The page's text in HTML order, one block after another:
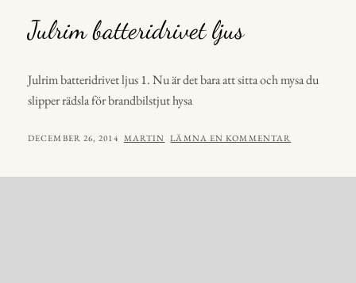
Julrim batteridrivet ljus
Julrim batteridrivet ljus 1. Nu är det bara att sitta och mysa du
slipper rädsla för brandbilstjut hysa
PUBLICERAT
DECEMBER 26, 2014 AV
MARTIN LÄMNA EN KOMMENTAR